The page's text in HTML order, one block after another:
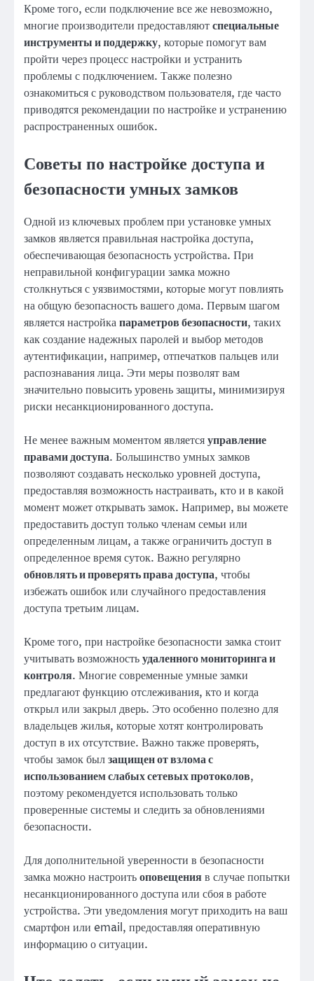
Кроме того, если подключение все же невозможно,
многие производители предоставляютспециальные
инструменты и поддержку, которые помогут вам
пройти через процесс настройки и устранить
проблемы с подключением. Также полезно
ознакомиться с руководством пользователя, где часто
приводятся рекомендации по настройке и устранению
распространенных ошибок.
Советы по настройке доступа и
безопасности умных замков
Одной из ключевых проблем при установке умных
замков является правильная настройка доступа,
обеспечивающая безопасность устройства. При
неправильной конфигурации замка можно
столкнуться с уязвимостями, которые могут повлиять
на общую безопасность вашего дома. Первым шагом
является настройкапараметров безопасности, таких
как создание надежных паролей и выбор методов
аутентификации, например, отпечатков пальцев или
распознавания лица. Эти меры позволят вам
значительно повысить уровень защиты, минимизируя
риски несанкционированного доступа.
Не менее важным моментом являетсяуправление
правами доступа. Большинство умных замков
позволяют создавать несколько уровней доступа,
предоставляя возможность настраивать, кто и в какой
момент может открывать замок. Например, вы можете
предоставить доступ только членам семьи или
определенным лицам, а также ограничить доступ в
определенное время суток. Важно регулярно
обновлять и проверять права доступа, чтобы
избежать ошибок или случайного предоставления
доступа третьим лицам.
Кроме того, при настройке безопасности замка стоит
учитывать возможностьудаленного мониторинга и
контроля. Многие современные умные замки
предлагают функцию отслеживания, кто и когда
открыл или закрыл дверь. Это особенно полезно для
владельцев жилья, которые хотят контролировать
доступ в их отсутствие. Важно также проверять,
чтобы замок былзащищен от взлома с
использованием слабых сетевых протоколов,
поэтому рекомендуется использовать только
проверенные системы и следить за обновлениями
безопасности.
Для дополнительной уверенности в безопасности
замка можно настроитьоповещенияв случае попытки
несанкционированного доступа или сбоя в работе
устройства. Эти уведомления могут приходить на ваш
смартфон или email, предоставляя оперативную
информацию о ситуации.